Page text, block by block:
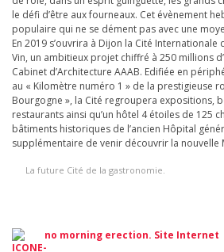
le défi d’être aux fourneaux. Cet évènement
populaire qui ne se dément pas avec une
En 2019 s’ouvrira à Dijon la Cité
Vin, un ambitieux projet chiffré à 250 millions
Cabinet d’Architecture AAAB. Edifiée en
au « Kilomètre numéro 1 » de la prestigieuse
Bourgogne », la Cité regroupera expositions,
restaurants ainsi qu’un hôtel 4 étoiles de 125
bâtiments historiques de l’ancien Hôpital
supplémentaire de venir découvrir la nouvelle
La future Cité de la gastronomie.
no morning erection. Site Internet